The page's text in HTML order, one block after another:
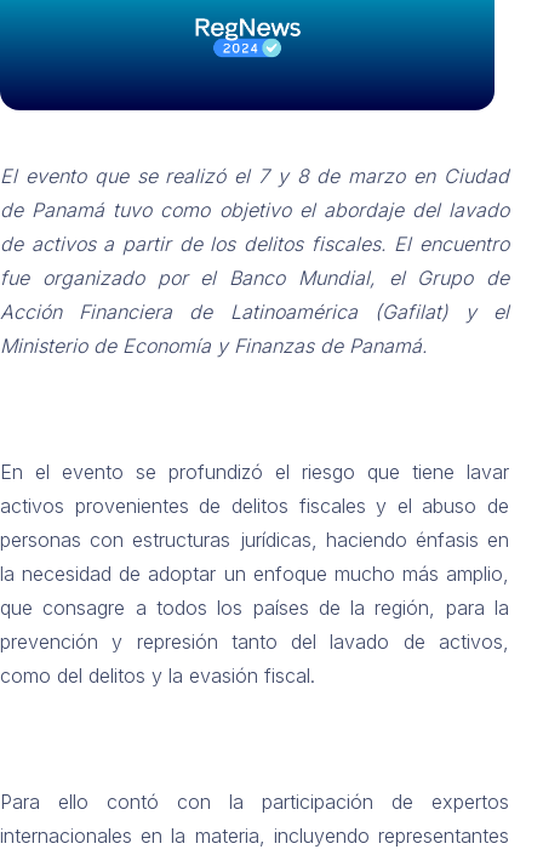
El evento que se realizó el 7 y 8 de marzo en Ciudad
de Panamá tuvo como objetivo el abordaje del lavado
de activos a partir de los delitos fiscales. El encuentro
fue organizado por el Banco Mundial, el Grupo de
Acción Financiera de Latinoamérica (Gafilat) y el
Ministerio de Economía y Finanzas de Panamá.
En el evento se profundizó el riesgo que tiene lavar
activos provenientes de delitos fiscales y el abuso de
personas con estructuras jurídicas, haciendo énfasis en
la necesidad de adoptar un enfoque mucho más amplio,
que consagre a todos los países de la región, para la
prevención y represión tanto del lavado de activos,
como del delitos y la evasión fiscal.
Para ello contó con la participación de expertos
internacionales en la materia, incluyendo representantes